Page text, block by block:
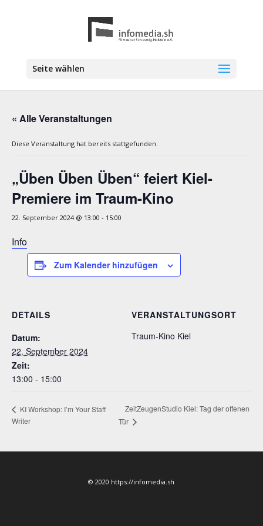
Seite wählen
« Alle Veranstaltungen
Diese Veranstaltung hat bereits stattgefunden.
„Üben Üben Üben“ feiert Kiel-
Premiere im Traum-Kino
22. September 2024 @ 13:00 - 15:00
Info
Zum Kalender hinzufügen
DETAILS
Datum:
22. September 2024
Zeit:
13:00 - 15:00
VERANSTALTUNGSORT
Traum-Kino Kiel
KI Workshop: I’m Your Staff
Writer
ZeitZeugenStudio Kiel: Tag der offenen
Tür
© 2020 https://infomedia.sh